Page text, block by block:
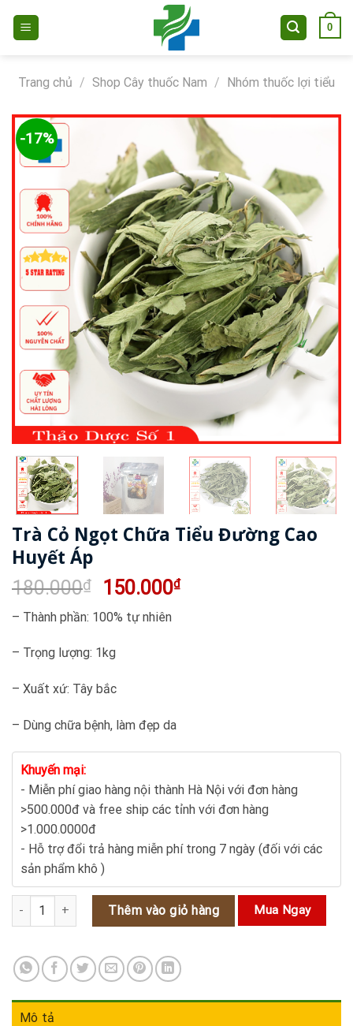
0
Trang chủ / Shop Cây thuốc Nam / Nhóm thuốc lợi tiểu
-17%
Trà Cỏ Ngọt Chữa Tiểu Đường Cao
Huyết Áp
180.000₫
Giá
là:
180.000₫.
150.000₫Giá
– Thành phần: 100% tự nhiên
– Trọng lượng: 1kg
– Xuất xứ: Tây bắc
– Dùng chữa bệnh, làm đẹp da
Khuyến mại:
- Miễn phí giao hàng nội thành Hà Nội với đơn hàng
>500.000đ và free ship các tỉnh với đơn hàng
>1.000.0000đ
- Hỗ trợ đổi trả hàng miễn phí trong 7 ngày (đối với các
sản phẩm khô )
Trà Cỏ Ngọt Chữa Tiểu Đường Cao Huyết Áp số lượng
Thêm vào giỏ hàng Mua Ngay
Mô tả